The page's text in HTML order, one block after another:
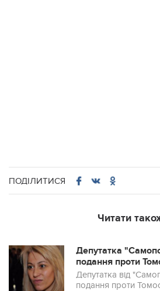
ПОДІЛИТИСЯ
Читати
Депутатка
подання проти
Депутатка від
подання проти